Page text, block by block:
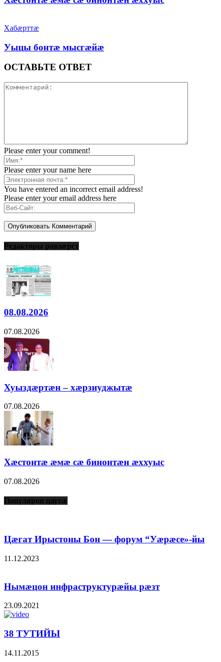
Хабæрттæ
Уыцы бонтæ мысгæйæ
ОСТАВЬТЕ ОТВЕТ
Please enter your comment!
Please enter your name here
You have entered an incorrect email address!
Please enter your email address here
Редакторы равзæрст
08.08.2026
07.08.2026
Хуыздæртæн – хæрзиуджытæ
07.08.2026
Хæстонтæ æмæ сæ бинонтæн æххуыс
07.08.2026
Популярон цаутæ
Цæгат Ирыстоны Бон — форум “Уæрæсе»-йы
11.12.2023
Нымæцон инфраструктурæйы рæзт
23.09.2021
38 ТУТИЙЫ
14.11.2015